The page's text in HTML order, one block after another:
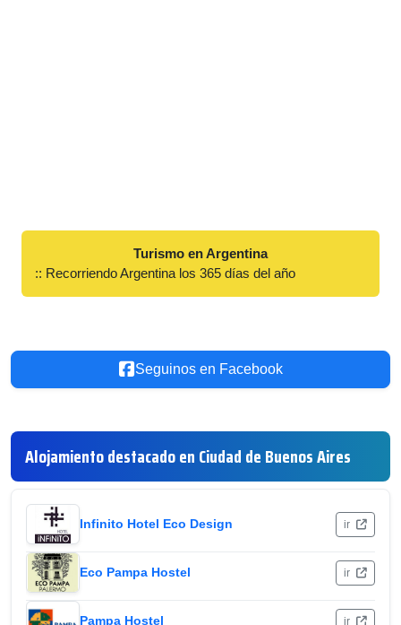
Turismo en Argentina
:: Recorriendo Argentina los 365 días del año
Seguinos en Facebook
Alojamiento destacado en Ciudad de Buenos Aires
Infinito Hotel Eco Design ir
Eco Pampa Hostel ir
Pampa Hostel ir